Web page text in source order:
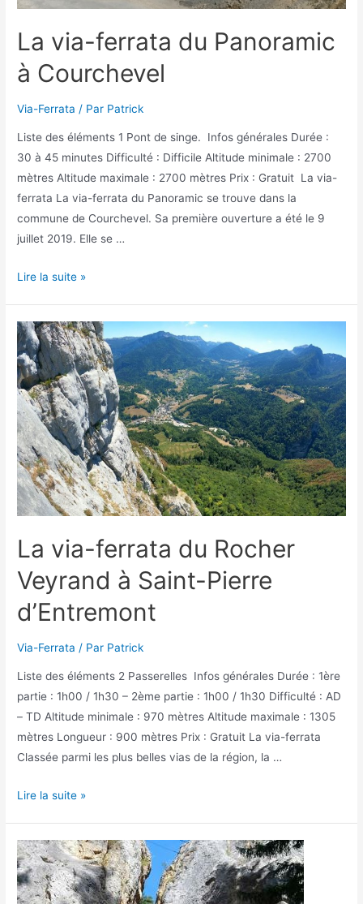
La via-ferrata du Panoramic
à Courchevel
Via-Ferrata / Par Patrick
Liste des éléments 1 Pont de singe. Infos générales Durée :
30 à 45 minutes Difficulté : Difficile Altitude minimale : 2700
mètres Altitude maximale : 2700 mètres Prix : Gratuit La via-
ferrata La via-ferrata du Panoramic se trouve dans la
commune de Courchevel. Sa première ouverture a été le 9
juillet 2019. Elle se …
La
du
Panoramic
à
Courchevel
Lire la suite »
La via-ferrata du Rocher
Veyrand à Saint-Pierre
d’Entremont
Via-Ferrata / Par Patrick
Liste des éléments 2 Passerelles Infos générales Durée : 1ère
partie : 1h00 / 1h30 – 2ème partie : 1h00 / 1h30 Difficulté : AD
– TD Altitude minimale : 970 mètres Altitude maximale : 1305
mètres Longueur : 900 mètres Prix : Gratuit La via-ferrata
Classée parmi les plus belles vias de la région, la …
La
du
Rocher
Veyrand
Lire la suite »